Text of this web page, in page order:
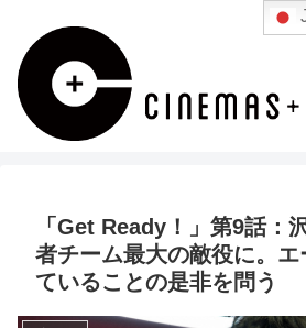
「Get Ready！」第9話：
者チーム最大の敵役に。エ
ていることの是非を問う